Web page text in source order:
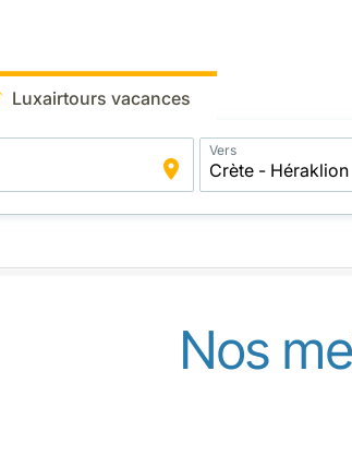
Luxairtours vacances
Vers
Nos